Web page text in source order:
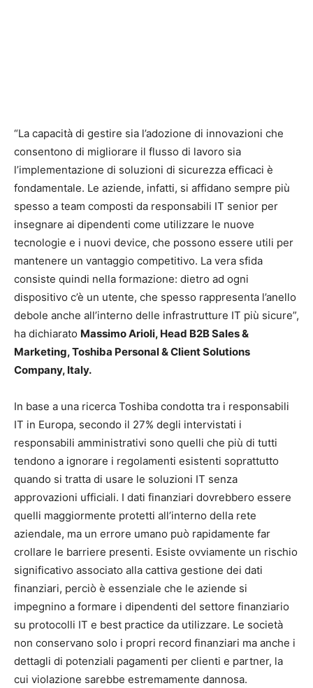
“La capacità di gestire sia l’adozione di innovazioni che
consentono di migliorare il flusso di lavoro sia
l’implementazione di soluzioni di sicurezza efficaci è
fondamentale. Le aziende, infatti, si affidano sempre più
spesso a team composti da responsabili IT senior per
insegnare ai dipendenti come utilizzare le nuove
tecnologie e i nuovi device, che possono essere utili per
mantenere un vantaggio competitivo. La vera sfida
consiste quindi nella formazione: dietro ad ogni
dispositivo c’è un utente, che spesso rappresenta l’anello
debole anche all’interno delle infrastrutture IT più sicure”,
ha dichiarato Massimo Arioli, Head B2B Sales &
Marketing, Toshiba Personal & Client Solutions
Company, Italy.
In base a una ricerca Toshiba condotta tra i responsabili
IT in Europa, secondo il 27% degli intervistati i
responsabili amministrativi sono quelli che più di tutti
tendono a ignorare i regolamenti esistenti soprattutto
quando si tratta di usare le soluzioni IT senza
approvazioni ufficiali. I dati finanziari dovrebbero essere
quelli maggiormente protetti all’interno della rete
aziendale, ma un errore umano può rapidamente far
crollare le barriere presenti. Esiste ovviamente un rischio
significativo associato alla cattiva gestione dei dati
finanziari, perciò è essenziale che le aziende si
impegnino a formare i dipendenti del settore finanziario
su protocolli IT e best practice da utilizzare. Le società
non conservano solo i propri record finanziari ma anche i
dettagli di potenziali pagamenti per clienti e partner, la
cui violazione sarebbe estremamente dannosa.